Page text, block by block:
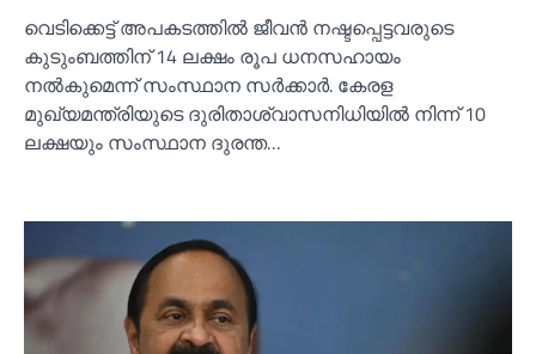
വെടിക്കെട്ട് അപകടത്തില്‍ ജീവൻ നഷ്ടപ്പെട്ടവരുടെ
കുടുംബത്തിന് 14 ലക്ഷം രൂപ ധനസഹായം
നല്‍കുമെന്ന് സംസ്ഥാന സർക്കാർ. കേരള
മുഖ്യമന്ത്രിയുടെ ദുരിതാശ്വാസനിധിയില്‍ നിന്ന് 10
ലക്ഷയും സംസ്ഥാന ദുരന്ത…